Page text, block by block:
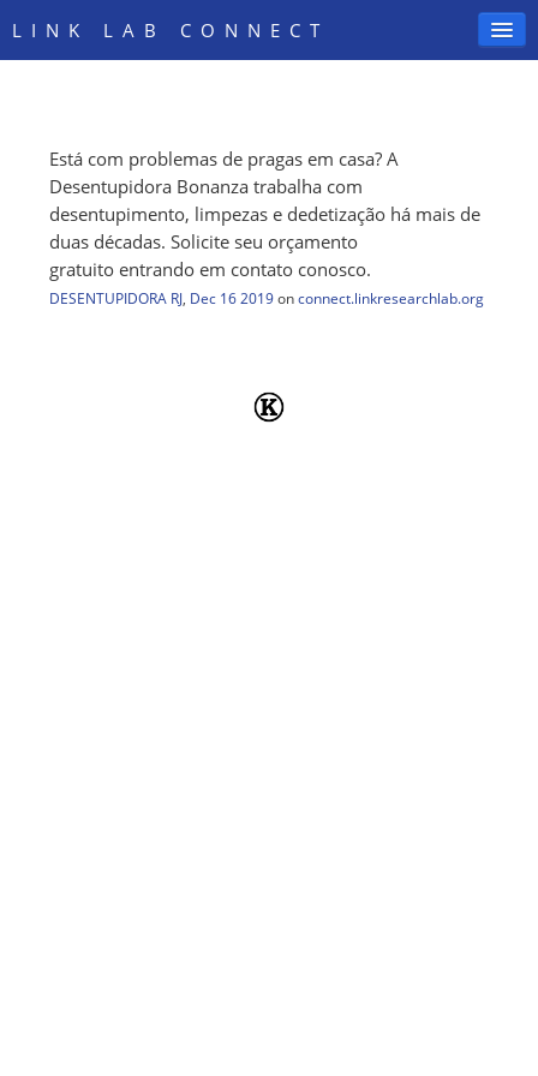
LINK LAB CONNECT
SIGN IN
Está com problemas de pragas em casa? A
Desentupidora Bonanza trabalha com
desentupimento, limpezas e dedetização há mais de
duas décadas. Solicite seu orçamento
gratuito entrando em contato conosco.
DESENTUPIDORA RJ, Dec 16 2019 on connect.linkresearchlab.org